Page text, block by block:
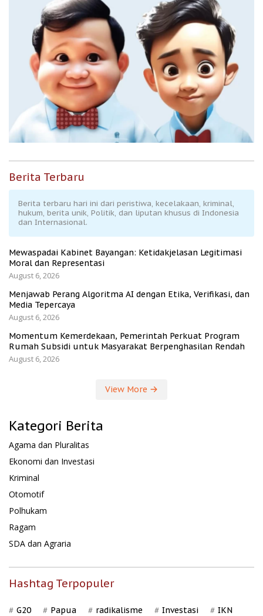
Berita Terbaru
Berita terbaru hari ini dari peristiwa, kecelakaan, kriminal,
hukum, berita unik, Politik, dan liputan khusus di Indonesia
dan Internasional.
Mewaspadai Kabinet Bayangan: Ketidakjelasan Legitimasi
Moral dan Representasi
August 6, 2026
Menjawab Perang Algoritma AI dengan Etika, Verifikasi, dan
Media Tepercaya
August 6, 2026
Momentum Kemerdekaan, Pemerintah Perkuat Program
Rumah Subsidi untuk Masyarakat Berpenghasilan Rendah
August 6, 2026
View More
Kategori Berita
Agama dan Pluralitas
Ekonomi dan Investasi
Kriminal
Otomotif
Polhukam
Ragam
SDA dan Agraria
Hashtag Terpopuler
G20 Papua radikalisme Investasi IKN